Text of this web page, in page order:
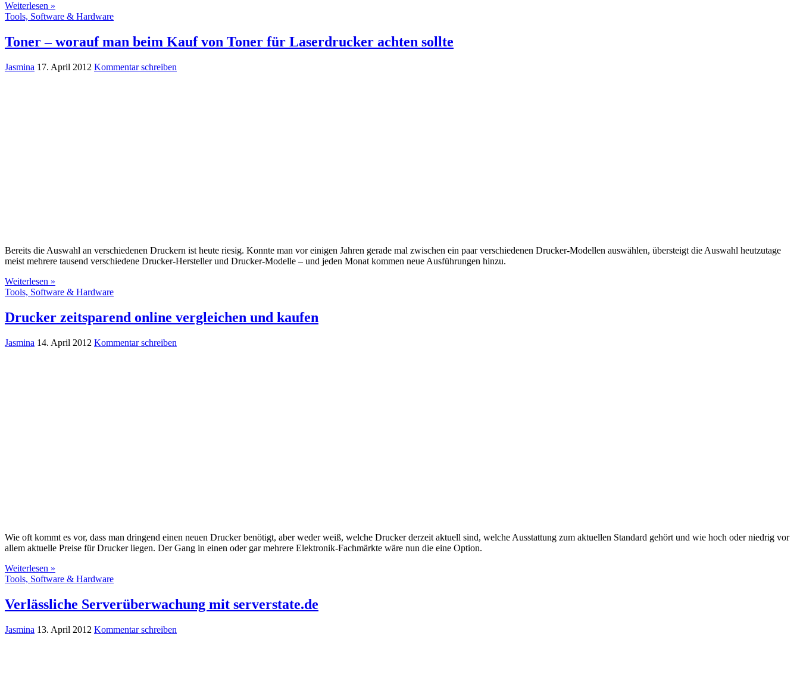
Weiterlesen »
Tools, Software & Hardware
Toner – worauf man beim Kauf von Toner für Laserdrucker achten sollte
Jasmina 17. April 2012 Kommentar schreiben
Bereits die Auswahl an verschiedenen Druckern ist heute riesig. Konnte man vor einigen Jahren gerade mal zwischen ein paar verschiedenen Drucker-Modellen auswählen, übersteigt die Auswahl heutzutage
meist mehrere tausend verschiedene Drucker-Hersteller und Drucker-Modelle – und jeden Monat kommen neue Ausführungen hinzu.
Weiterlesen »
Tools, Software & Hardware
Drucker zeitsparend online vergleichen und kaufen
Jasmina 14. April 2012 Kommentar schreiben
Wie oft kommt es vor, dass man dringend einen neuen Drucker benötigt, aber weder weiß, welche Drucker derzeit aktuell sind, welche Ausstattung zum aktuellen Standard gehört und wie hoch oder niedrig vor
allem aktuelle Preise für Drucker liegen. Der Gang in einen oder gar mehrere Elektronik-Fachmärkte wäre nun die eine Option.
Weiterlesen »
Tools, Software & Hardware
Verlässliche Serverüberwachung mit serverstate.de
Jasmina 13. April 2012 Kommentar schreiben